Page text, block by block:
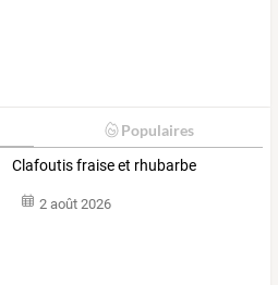
Populaires
Clafoutis fraise et rhubarbe
2 août 2026